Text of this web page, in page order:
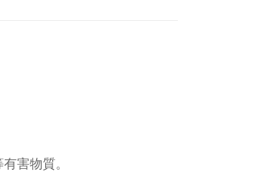
害物質。